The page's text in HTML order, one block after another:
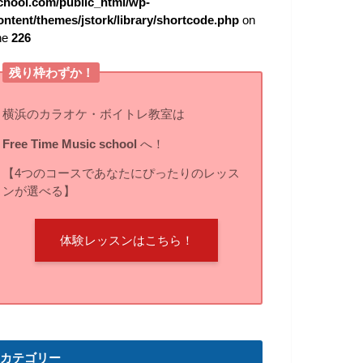
public_html/wp-
themes/jstork/library/shortcode.php on
226
残り枠わずか！
横浜のカラオケ・ボイトレ教室は
Free Time Music school へ！
【4つのコースであなたにぴったりのレッス
ンが選べる】
体験レッスンはこちら！
カテゴリー